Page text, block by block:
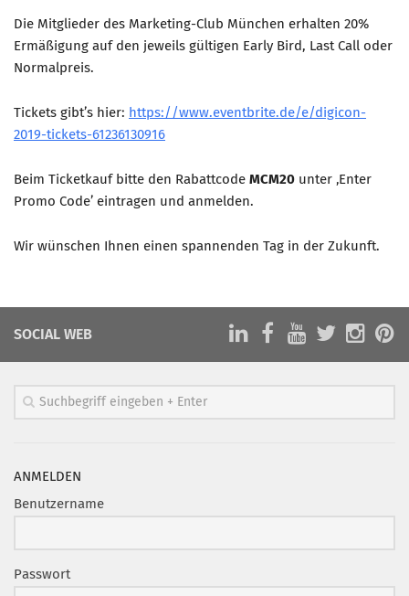
MCM Club TV
MITGLIEDSCHAFT
PODCAST
Die Mitglieder des Marketing-Club München erhalten 20%
Ermäßigung auf den jeweils gültigen Early Bird, Last Call oder
Normalpreis.
Tickets gibt’s hier: https://www.eventbrite.de/e/digicon-
2019-tickets-61236130916
Beim Ticketkauf bitte den Rabattcode MCM20 unter ‚Enter
Promo Code’ eintragen und anmelden.
Wir wünschen Ihnen einen spannenden Tag in der Zukunft.
SOCIAL WEB
ANMELDEN
Benutzername
Passwort